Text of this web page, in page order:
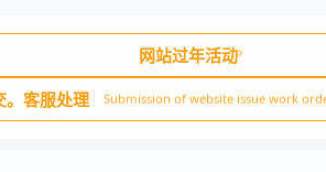
网站过年活动
。客服处理
Submission of website issue work